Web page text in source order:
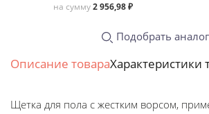
на сумму2 956,98 ₽
Подобрать аналог
Описание товараХарактеристики
Щетка для пола с жестким ворсом,